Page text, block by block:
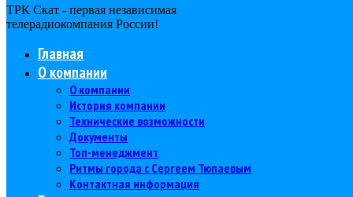
ТРК Скат - первая независимая
телерадиокомпания Роcсии!
Главная
О компании
О компании
История компании
Технические возможности
Документы
Топ-менеджмент
Ритмы города с Сергеем Тюпаевым
Контактная информация